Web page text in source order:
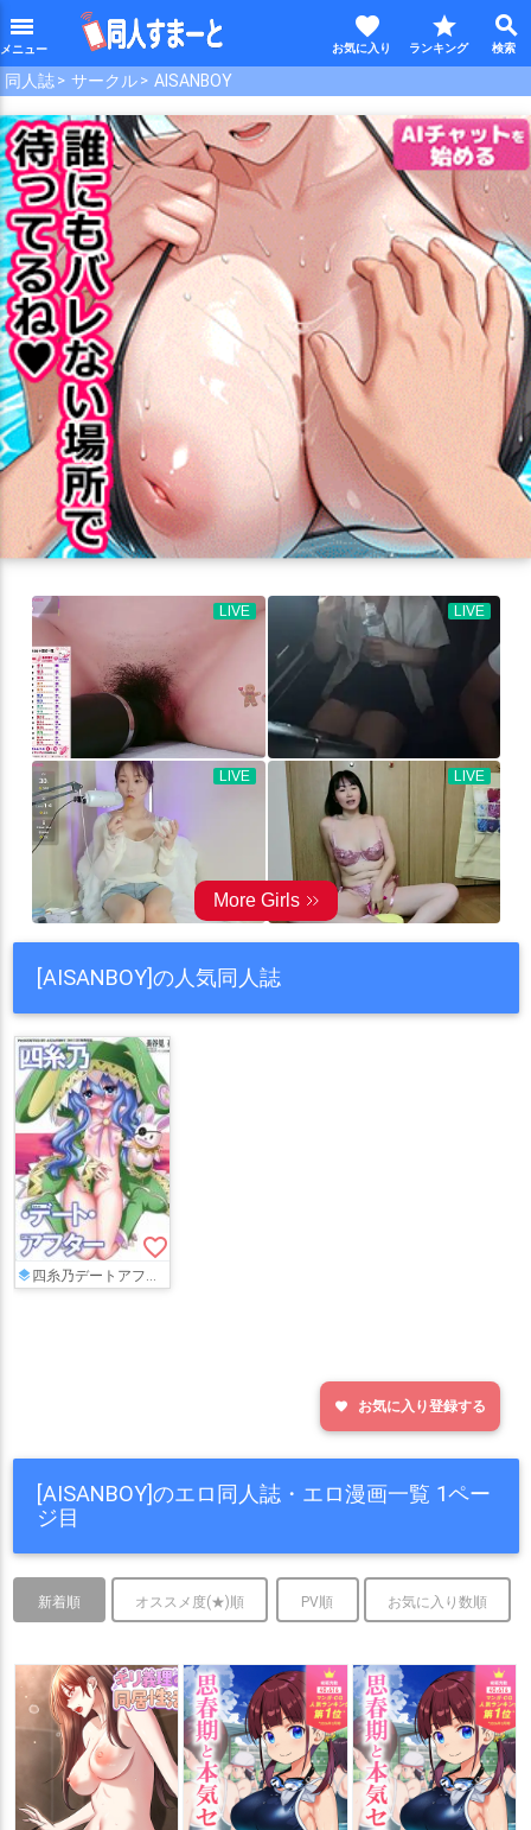
menu search
star
favorite
同人誌 サークル AISANBOY
[AISANBOY]の人気同人誌
favorite_border
四糸乃デートアフター
favorite お気に入り登録する
[AISANBOY]のエロ同人誌・エロ漫画一覧 1ペー
ジ目
新着順 オススメ度(★)順 PV順 お気に入り数順